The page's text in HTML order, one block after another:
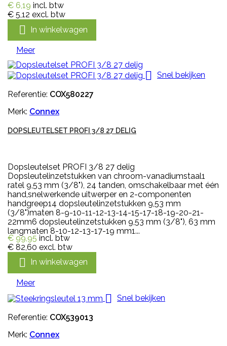
€ 6,19 incl. btw
€ 5,12 excl. btw
 In winkelwagen
Meer

Snel bekijken
Referentie: COX580227
Merk: Connex
DOPSLEUTELSET PROFI 3/8 27 DELIG
Dopsleutelset PROFI 3/8 27 delig
Dopsleutelinzetstukken van chroom-vanadiumstaal1
ratel 9,53 mm (3/8"), 24 tanden, omschakelbaar met één
hand,snelwerkende uitwerper en 2-componenten
handgreep14 dopsleutelinzetstukken 9,53 mm
(3/8")maten 8-9-10-11-12-13-14-15-17-18-19-20-21-
22mm6 dopsleutelinzetstukken 9,53 mm (3/8"), 63 mm
langmaten 8-10-12-13-17-19 mm1...
€ 99,95 incl. btw
€ 82,60 excl. btw
 In winkelwagen
Meer

Snel bekijken
Referentie: COX539013
Merk: Connex